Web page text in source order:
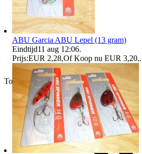
Top verkoper
ABU Garcia ABU Lepel (13 gram)
Eindtijd11 aug 12:06.
Prijs:EUR 2,28,Of Koop nu EUR 3,20,.